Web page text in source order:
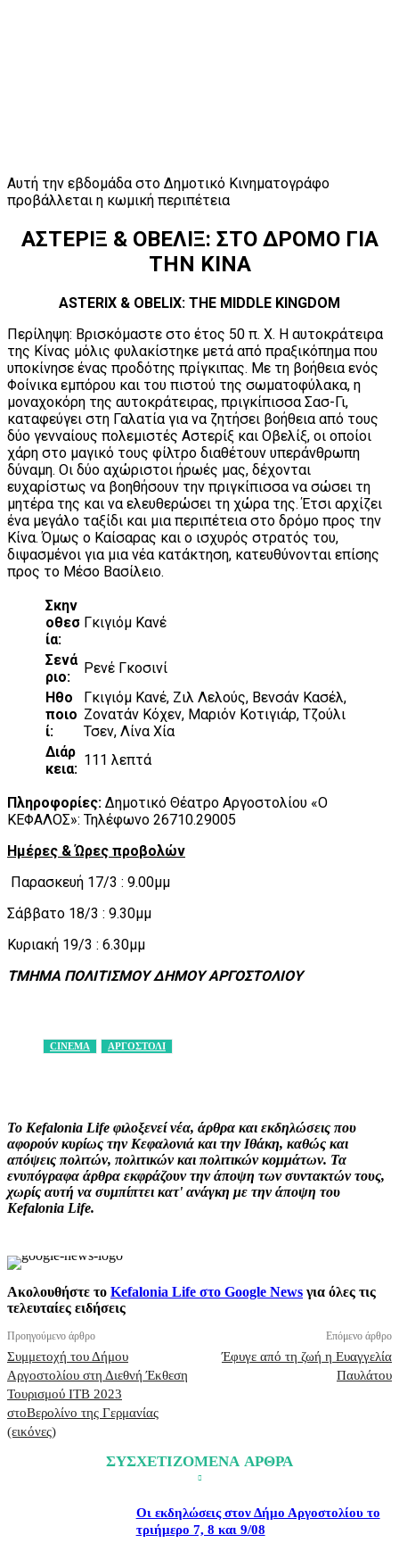
Αυτή την εβδομάδα στο Δημοτικό Κινηματογράφο
προβάλλεται η κωμική περιπέτεια
ΑΣΤΕΡΙΞ & ΟΒΕΛΙΞ: ΣΤΟ ΔΡΟΜΟ ΓΙΑ
ΤΗΝ ΚΙΝΑ
ASTERIX & OBELIX: THE MIDDLE KINGDOM
Περίληψη: Βρισκόμαστε στο έτος 50 π. Χ. Η αυτοκράτειρα
της Κίνας μόλις φυλακίστηκε μετά από πραξικόπημα που
υποκίνησε ένας προδότης πρίγκιπας. Με τη βοήθεια ενός
Φοίνικα εμπόρου και του πιστού της σωματοφύλακα, η
μοναχοκόρη της αυτοκράτειρας, πριγκίπισσα Σασ-Γι,
καταφεύγει στη Γαλατία για να ζητήσει βοήθεια από τους
δύο γενναίους πολεμιστές Αστερίξ και Οβελίξ, οι οποίοι
χάρη στο μαγικό τους φίλτρο διαθέτουν υπεράνθρωπη
δύναμη. Οι δύο αχώριστοι ήρωές μας, δέχονται
ευχαρίστως να βοηθήσουν την πριγκίπισσα να σώσει τη
μητέρα της και να ελευθερώσει τη χώρα της. Έτσι αρχίζει
ένα μεγάλο ταξίδι και μια περιπέτεια στο δρόμο προς την
Κίνα. Όμως ο Καίσαρας και ο ισχυρός στρατός του,
διψασμένοι για μια νέα κατάκτηση, κατευθύνονται επίσης
προς το Μέσο Βασίλειο.
Σκην
οθεσ
ία:
Γκιγιόμ Κανέ
Σενά
ριο:
Ρενέ Γκοσινί
Ηθο
ποιο
ί:
Γκιγιόμ Κανέ, Ζιλ Λελούς, Βενσάν Κασέλ,
Ζονατάν Κόχεν, Μαριόν Κοτιγιάρ, Τζούλι
Τσεν, Λίνα Χία
Διάρ
κεια:
111 λεπτά
Πληροφορίες: Δημοτικό Θέατρο Αργοστολίου «Ο
ΚΕΦΑΛΟΣ»: Τηλέφωνο 26710.29005
Ημέρες & Ώρες προβολών
Παρασκευή 17/3 : 9.00μμ
Σάββατο 18/3 : 9.30μμ
Κυριακή 19/3 : 6.30μμ
ΤΜΗΜΑ ΠΟΛΙΤΙΣΜΟΥ ΔΗΜΟΥ ΑΡΓΟΣΤΟΛΙΟΥ
CINEMA ΑΡΓΟΣΤΟΛΙ
Το Kefalonia Life φιλοξενεί νέα, άρθρα και εκδηλώσεις που
αφορούν κυρίως την Κεφαλονιά και την Ιθάκη, καθώς και
απόψεις πολιτών, πολιτικών και πολιτικών κομμάτων. Τα
ενυπόγραφα άρθρα εκφράζουν την άποψη των συντακτών τους,
χωρίς αυτή να συμπίπτει κατ' ανάγκη με την άποψη του
Kefalonia Life.
Ακολουθήστε το Kefalonia Life στο Google News για όλες τις
τελευταίες ειδήσεις
Προηγούμενο άρθρο
Συμμετοχή του Δήμου
Αργοστολίου στη Διεθνή Έκθεση
Τουρισμού ITB 2023
στoΒερολίνο της Γερμανίας
(εικόνες)
Επόμενο άρθρο
Έφυγε από τη ζωή η Ευαγγελία
Παυλάτου
ΣΥΣΧΕΤΙΖΟΜΕΝΑ ΑΡΘΡΑ
Οι εκδηλώσεις στον Δήμο Αργοστολίου το
τριήμερο 7, 8 και 9/08